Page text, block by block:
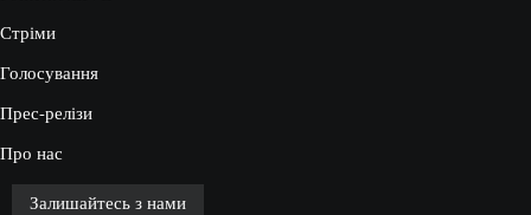
Стріми
Голосування
Прес-релізи
Про нас
Залишайтесь з нами